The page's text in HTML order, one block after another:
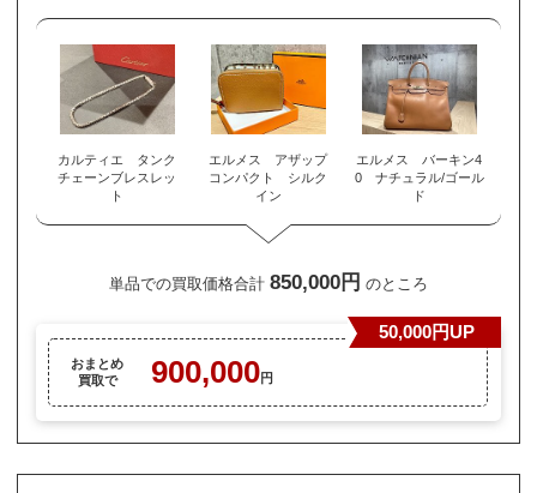
カルティエ タンク
チェーンブレスレッ
ト
エルメス アザップ
コンパクト シルク
イン
エルメス バーキン4
0 ナチュラル/ゴール
ド
単品での買取価格合計 850,000円 のところ
おまとめ
買取で
900,000円
50,000円UP